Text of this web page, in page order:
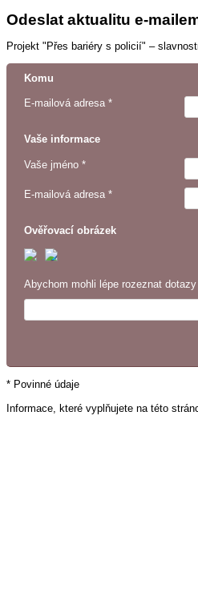
Odeslat aktualitu e-
Projekt "Přes bariéry s policií" –
Komu
E-mailová adresa *
Vaše informace
Vaše jméno *
E-mailová adresa *
Ověřovací obrázek
Abychom mohli lépe rozeznat
* Povinné údaje
Informace, které vyplňujete na této